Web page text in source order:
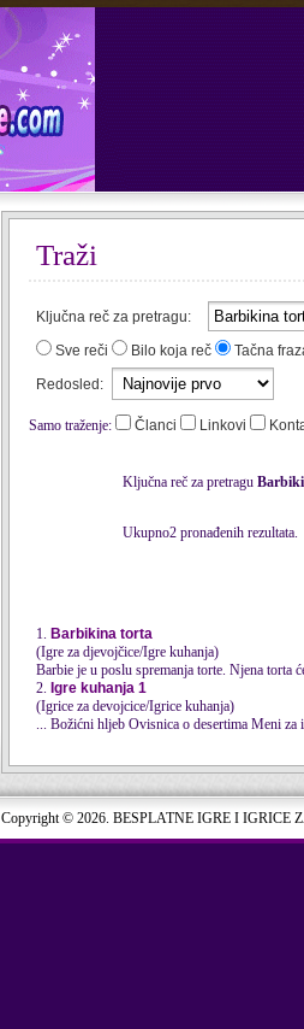
Traži
Ključna reč za pretragu:
Sve reči
Bilo koja reč
Tačna
Redosled:
Samo traženje: Članci Linkovi
Ključna reč za pretragu
Ukupno2 pronađenih rezultata.
1. Barbikina torta
(Igre za djevojčice/Igre kuhanja)
Barbie je u poslu spremanja torte. Njena torta
2. Igre kuhanja 1
(Igrice za devojcice/Igrice kuhanja)
... Božićni hljeb Ovisnica o
Copyright © 2026. BESPLATNE IGRE I IGRICE